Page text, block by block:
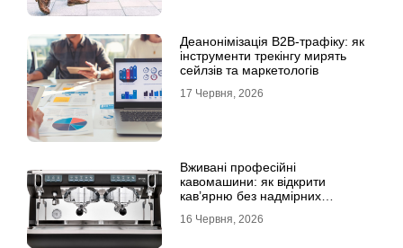
Деанонімізація B2B-трафіку: як
інструменти трекінгу мирять
сейлзів та маркетологів
17 Червня, 2026
Вживані професійні
кавомашини: як відкрити
кав’ярню без надмірних
16 Червня, 2026